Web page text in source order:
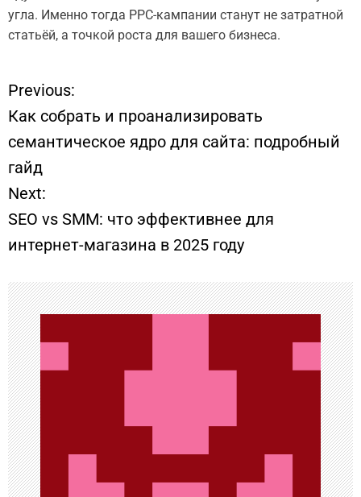
угла. Именно тогда PPC-кампании станут не затратной
статьёй, а точкой роста для вашего бизнеса.
Н
а
в
и
г
а
ц
и
я
п
о
Previous:
Как собрать и проанализировать
семантическое ядро для сайта: подробный
гайд
Next:
SEO vs SMM: что эффективнее для
интернет-магазина в 2025 году